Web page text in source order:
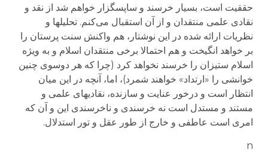
حققیت است، بسیار خرسند و ساپسگزار خواهم شد از نقد و
نقادی علمی منتقدان و از آن استقبال می‌کنم. تحلیلها و
نظریات ارائه شده در این نوشتار، هم واکنش سنت پرستان را
بر خواهد انگیخت و هم احتمالا برخی منتقدان اسلام و به ویژه
اسلام ستیزان را خرسند نخواهد کرد (چرا که هر دوسوی چنین
خوانشی را «ارتداد» خواهند شمرد)، اما، آنچه در این میان
انتظار است و درخور عنایت و سازنده، نقادیهای علمی و
مستند و مستدل است نه خرسندی و ناخرسندی این و آن که
امری است عاطفی و خارج از طور عقل و تور استدلال.
n